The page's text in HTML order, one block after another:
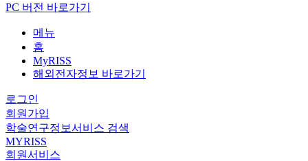
PC 버전 바로가기
메뉴
홈
MyRISS
해외전자정보 바로가기
로그인
회원가입
학술연구정보서비스 검색
MYRISS
회원서비스